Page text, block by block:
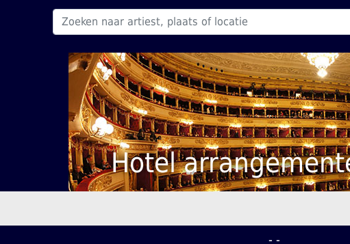
Hotel
- -